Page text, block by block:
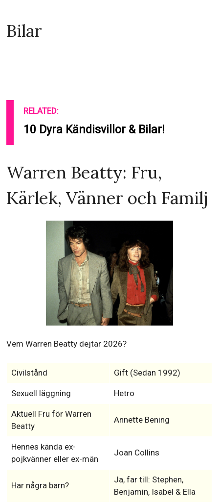
Bilar
RELATED:
10 Dyra Kändisvillor & Bilar!
Warren Beatty: Fru,
Kärlek, Vänner och Familj
Vem Warren Beatty dejtar 2026?
Civilstånd Gift (Sedan 1992)
Sexuell läggning Hetro
Aktuell Fru för Warren
Beatty
Annette Bening
Hennes kända ex-
pojkvänner eller ex-män
Joan Collins
Har några barn?
Ja, far till: Stephen,
Benjamin, Isabel & Ella